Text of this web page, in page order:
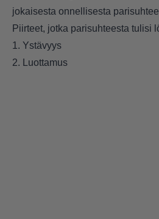
jokaisesta onnellisesta
Piirteet, jotka parisuhteesta tulisi
1. Ystävyys
2. Luottamus